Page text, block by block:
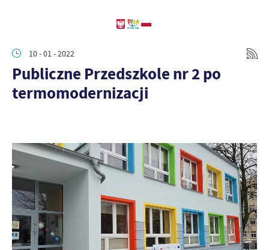
10 - 01 - 2022
Publiczne Przedszkole nr 2 po
termomodernizacji